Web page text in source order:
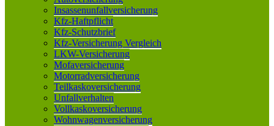
Insassenunfallversicherung
Kfz-Haftpflicht
Kfz-Schutzbrief
Kfz-Versicherung Vergleich
LKW-Versicherung
Mofaversicherung
Motorradversicherung
Teilkaskoversicherung
Unfallverhalten
Vollkaskoversicherung
Wohnwagenversicherung